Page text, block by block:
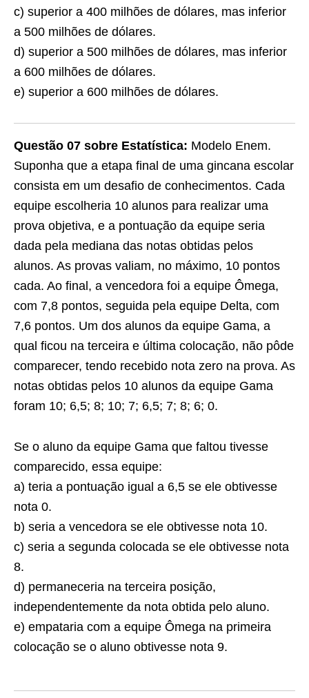
c) superior a 400 milhões de dólares, mas inferior
a 500 milhões de dólares.
d) superior a 500 milhões de dólares, mas inferior
a 600 milhões de dólares.
e) superior a 600 milhões de dólares.
Questão 07 sobre Estatística: Modelo Enem.
Suponha que a etapa final de uma gincana escolar
consista em um desafio de conhecimentos. Cada
equipe escolheria 10 alunos para realizar uma
prova objetiva, e a pontuação da equipe seria
dada pela mediana das notas obtidas pelos
alunos. As provas valiam, no máximo, 10 pontos
cada. Ao final, a vencedora foi a equipe Ômega,
com 7,8 pontos, seguida pela equipe Delta, com
7,6 pontos. Um dos alunos da equipe Gama, a
qual ficou na terceira e última colocação, não pôde
comparecer, tendo recebido nota zero na prova. As
notas obtidas pelos 10 alunos da equipe Gama
foram 10; 6,5; 8; 10; 7; 6,5; 7; 8; 6; 0.
Se o aluno da equipe Gama que faltou tivesse
comparecido, essa equipe:
a) teria a pontuação igual a 6,5 se ele obtivesse
nota 0.
b) seria a vencedora se ele obtivesse nota 10.
c) seria a segunda colocada se ele obtivesse nota
8.
d) permaneceria na terceira posição,
independentemente da nota obtida pelo aluno.
e) empataria com a equipe Ômega na primeira
colocação se o aluno obtivesse nota 9.